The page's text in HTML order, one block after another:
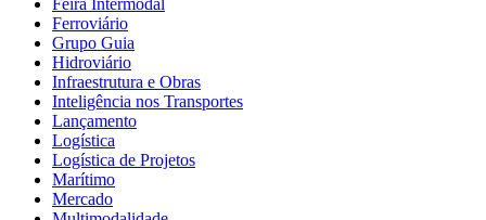
Feira Intermodal
Ferroviário
Grupo Guia
Hidroviário
Infraestrutura e Obras
Inteligência nos Transportes
Lançamento
Logística
Logística de Projetos
Marítimo
Mercado